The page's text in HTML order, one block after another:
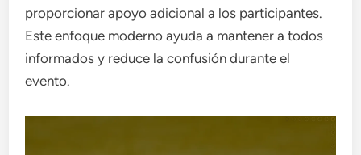
proporcionar apoyo adicional a los participantes.
Este enfoque moderno ayuda a mantener a todos
informados y reduce la confusión durante el
evento.